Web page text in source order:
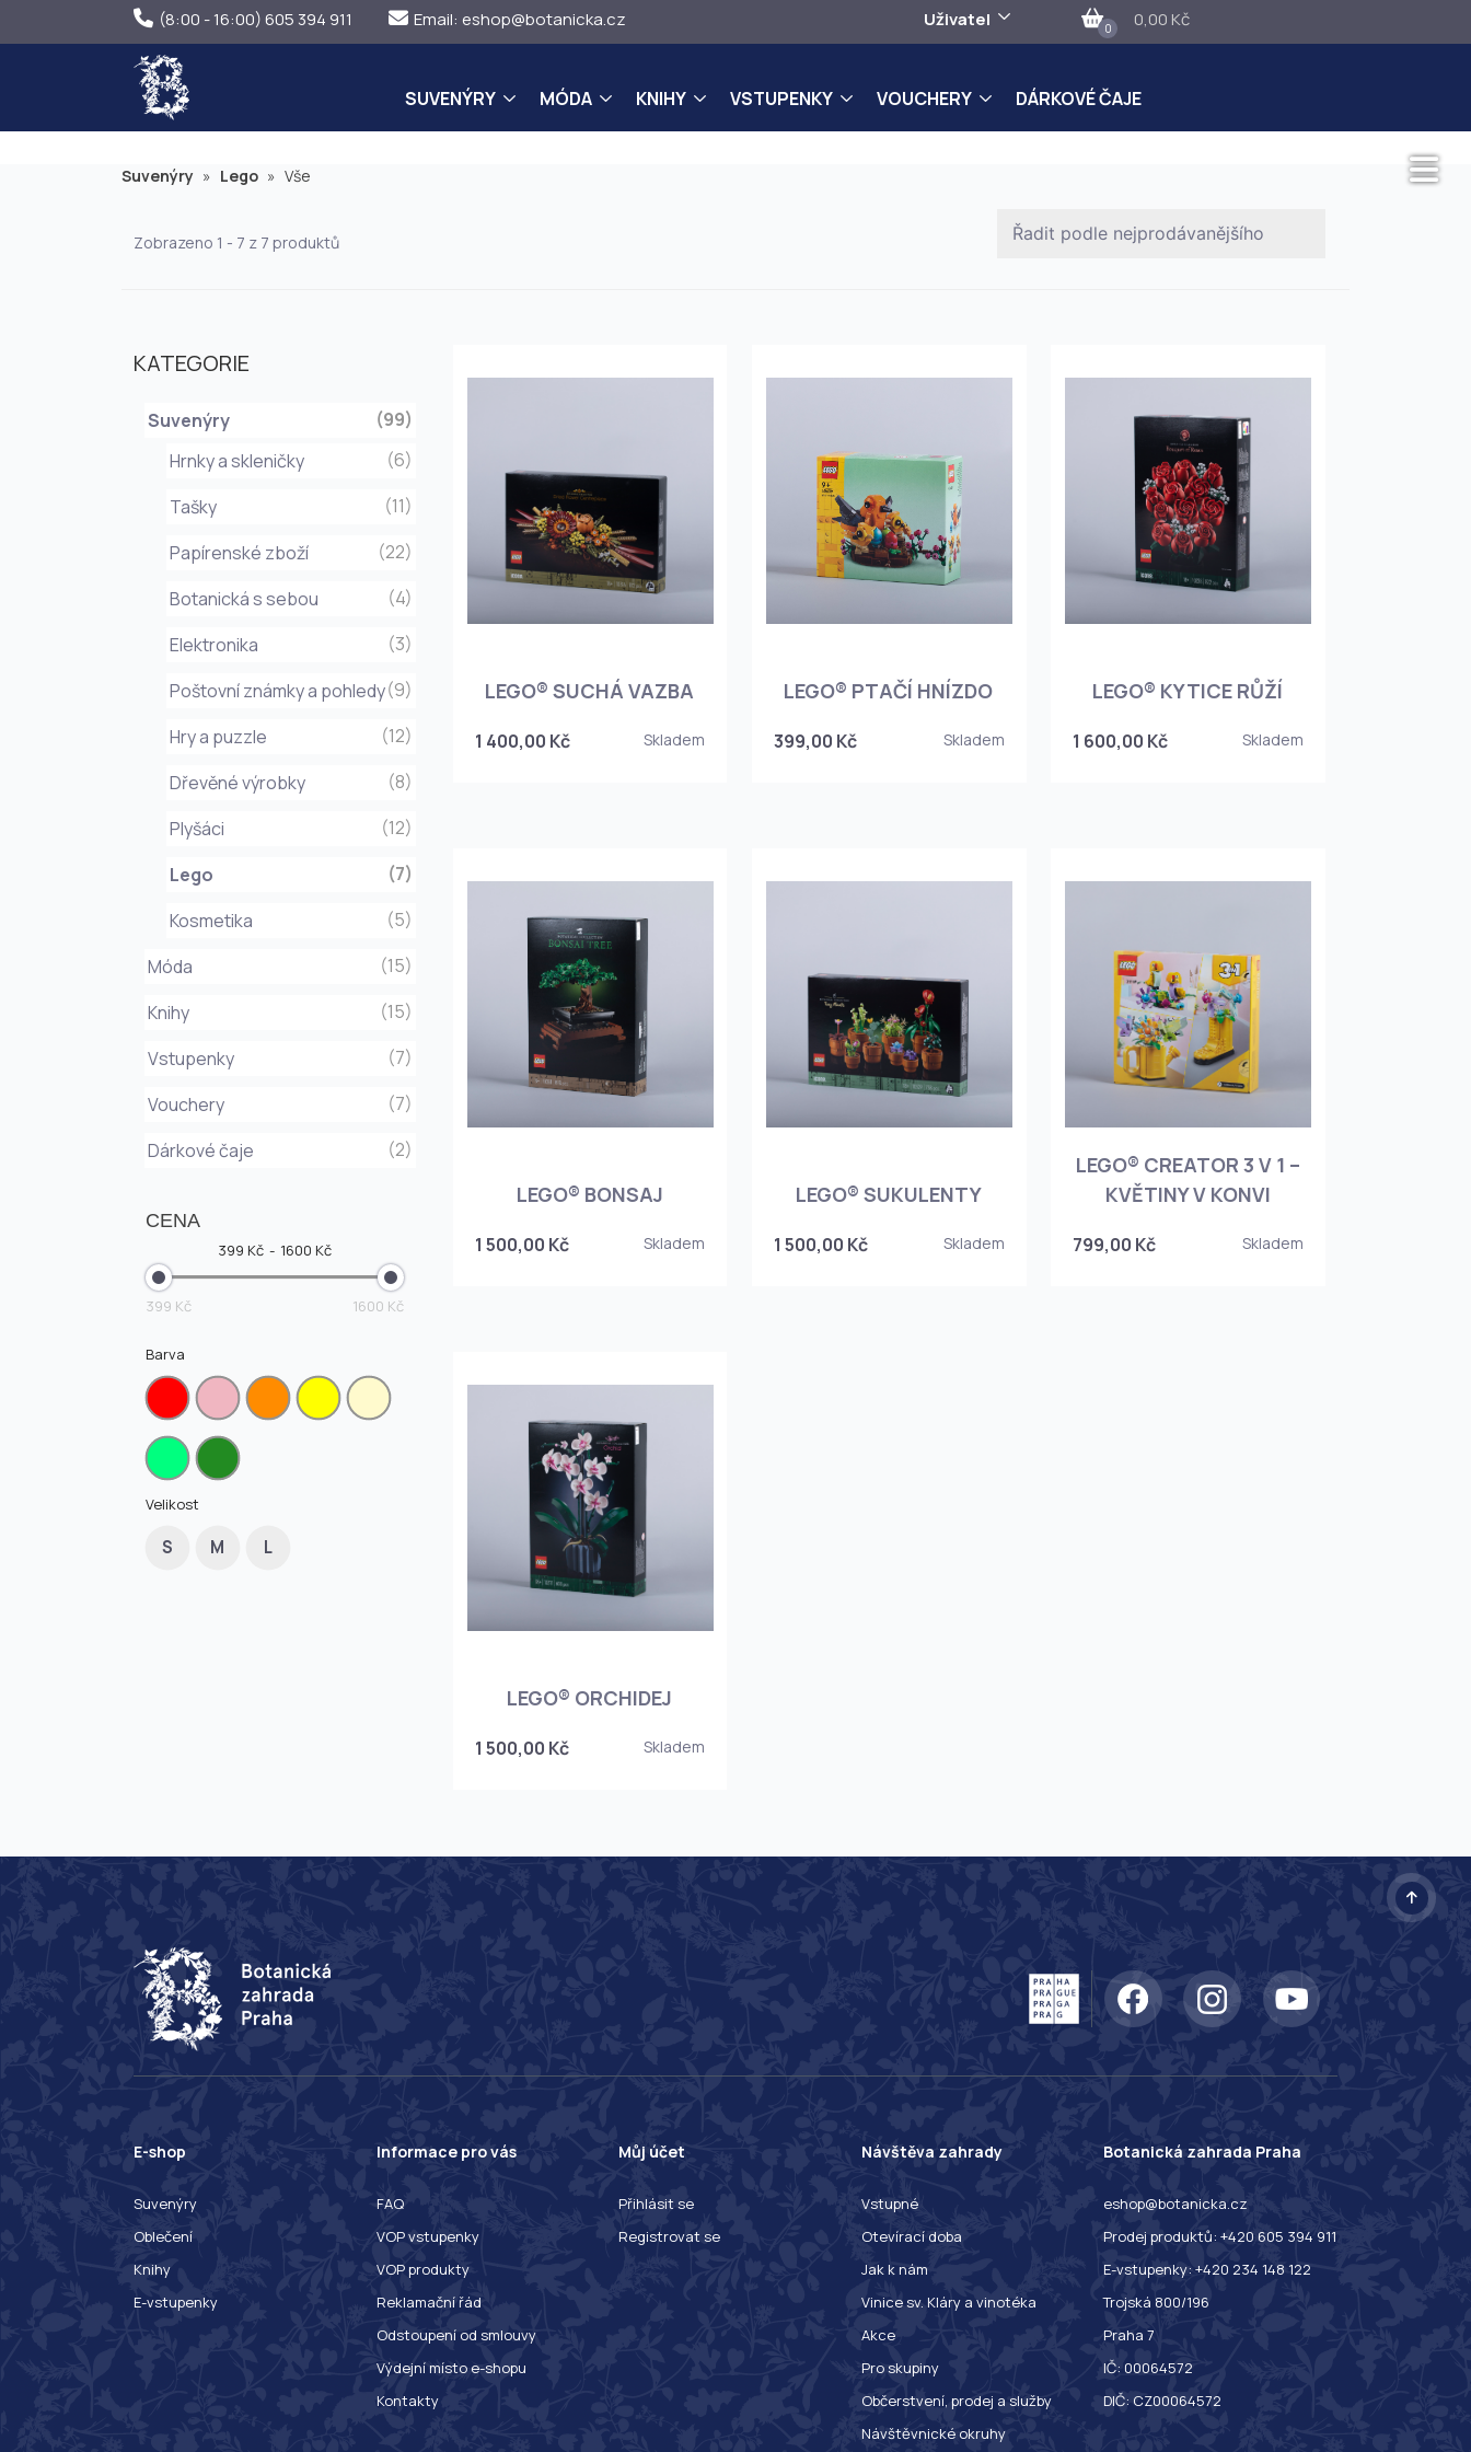
(8:00 - 16:00) 605 394 911 Email: eshop@botanicka.cz Uživatel 0 0,00 Kč
SUVENÝRY MÓDA KNIHY VSTUPENKY VOUCHERY DÁRKOVÉ ČAJE
Suvenýry » Lego » Vše
Zobrazeno 1 - 7 z 7 produktů
KATEGORIE
Suvenýry
(99)
Hrnky a skleničky
(6)
Tašky
(11)
Papírenské zboží
(22)
Botanická s sebou
(4)
Elektronika
(3)
Poštovní známky a pohledy(9)
Hry a puzzle
(12)
Dřevěné výrobky
(8)
Plyšáci
(12)
Lego
(7)
Kosmetika
(5)
Móda
(15)
Knihy
(15)
Vstupenky
(7)
Vouchery
(7)
Dárkové čaje
(2)
CENA
399 Kč 1600 Kč
399 Kč 1600 Kč
Barva
Velikost
S M L
LEGO® SUCHÁ VAZBA
1 400,00 Kč Skladem
LEGO® PTAČÍ HNÍZDO
399,00 Kč Skladem
LEGO® KYTICE RŮŽÍ
1 600,00 Kč Skladem
LEGO® BONSAJ
1 500,00 Kč Skladem
LEGO® SUKULENTY
1 500,00 Kč Skladem
LEGO® CREATOR 3 V 1 –
KVĚTINY V KONVI
799,00 Kč Skladem
LEGO® ORCHIDEJ
1 500,00 Kč Skladem
E-shop
Suvenýry
Oblečení
Knihy
E-vstupenky
Informace pro vás
FAQ
VOP vstupenky
VOP produkty
Reklamační řád
Odstoupení od smlouvy
Výdejní místo e-shopu
Kontakty
Můj účet
Přihlásit se
Registrovat se
Návštěva zahrady
Vstupné
Otevírací doba
Jak k nám
Vinice sv. Kláry a vinotéka
Akce
Pro skupiny
Občerstvení, prodej a služby
Návštěvnické okruhy
Botanická zahrada Praha
eshop@botanicka.cz
Prodej produktů: +420 605 394 911
E-vstupenky: +420 234 148 122
Trojská 800/196
Praha 7
IČ: 00064572
DIČ: CZ00064572